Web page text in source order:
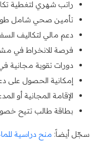
راتب شهري لتغطية
تأمين صحي شامل طوال
دعم مالي لتكاليف
فرصة للانخراط في
دورات تقوية مجانية في
إمكانية الحصول على
الإقامة المجانية
بطاقة طالب تتيح
سجّل أيضاً: منح دراسية